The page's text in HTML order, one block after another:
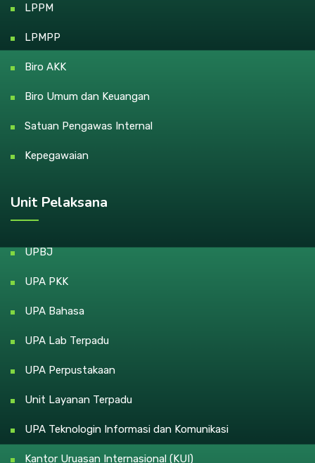
LPPM
LPMPP
Biro AKK
Biro Umum dan Keuangan
Satuan Pengawas Internal
Kepegawaian
Unit Pelaksana
UPBJ
UPA PKK
UPA Bahasa
UPA Lab Terpadu
UPA Perpustakaan
Unit Layanan Terpadu
UPA Teknologin Informasi dan Komunikasi
Kantor Uruasan Internasional (KUI)